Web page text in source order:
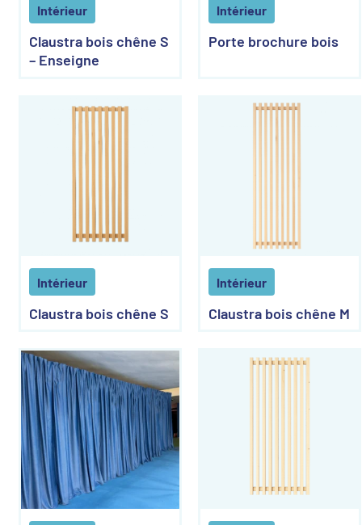
Intérieur
Claustra bois chêne S
– Enseigne
Intérieur
Porte brochure bois
Intérieur
Claustra bois chêne S
Intérieur
Claustra bois chêne M